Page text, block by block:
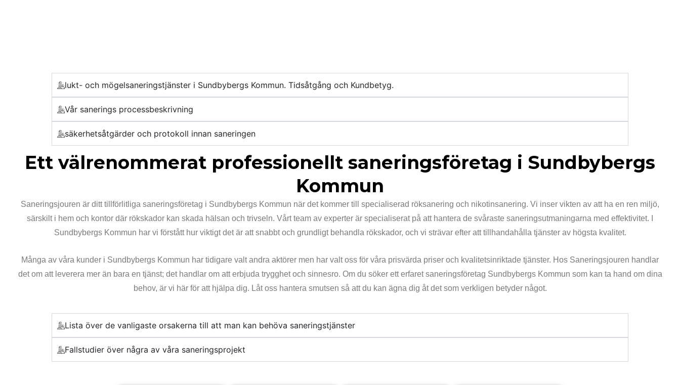
lukt- och mögelsaneringstjänster i Sundbybergs Kommun. Tidsåtgång och Kundbetyg.
Vår sanerings processbeskrivning
säkerhetsåtgärder och protokoll innan saneringen
Ett välrenommerat professionellt saneringsföretag i Sundbybergs
Kommun
Saneringsjouren är ditt tillförlitliga saneringsföretag i Sundbybergs Kommun när det kommer till specialiserad röksanering och nikotinsanering. Vi inser vikten av att ha en ren miljö,
särskilt i hem och kontor där rökskador kan skada hälsan och trivseln. Vårt team av experter är specialiserat på att hantera de svåraste saneringsutmaningarna med effektivitet. I
Sundbybergs Kommun har vi förstått hur viktigt det är att snabbt och grundligt behandla rökskador, och vi strävar efter att tillhandahålla tjänster av högsta kvalitet.
Många av våra kunder i Sundbybergs Kommun har tidigare valt andra aktörer men har valt oss för våra prisvärda priser och kvalitetsinriktade tjänster. Hos Saneringsjouren handlar
det om att leverera mer än bara en tjänst; det handlar om att erbjuda trygghet och sinnesro. Om du söker ett erfaret saneringsföretag Sundbybergs Kommun som kan ta hand om dina
behov, är vi här för att hjälpa dig. Låt oss hantera smutsen så att du kan ägna dig åt det som verkligen betyder något.
Lista över de vanligaste orsakerna till att man kan behöva saneringstjänster
Fallstudier över några av våra saneringsprojekt